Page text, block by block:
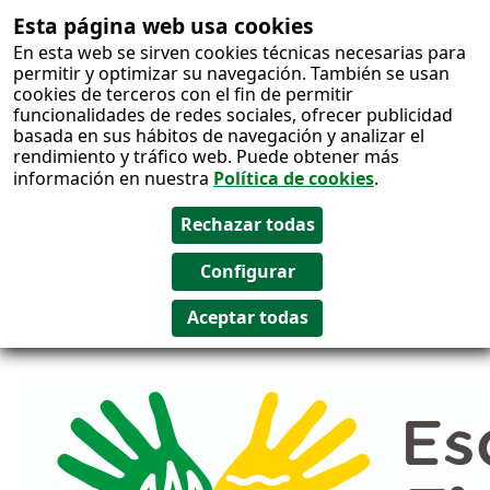
Esta página web usa cookies
En esta web se sirven cookies técnicas necesarias para
permitir y optimizar su navegación. También se usan
cookies de terceros con el fin de permitir
funcionalidades de redes sociales, ofrecer publicidad
basada en sus hábitos de navegación y analizar el
rendimiento y tráfico web. Puede obtener más
información en nuestra Política de cookies.
Salto al
contenido